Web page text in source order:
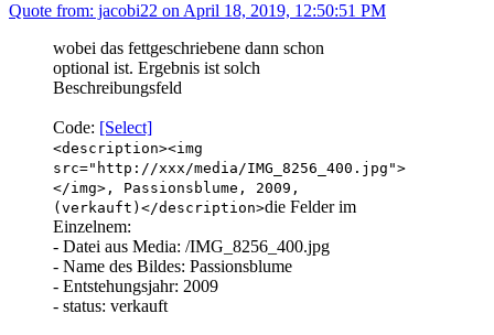
Quote from: jacobi22 on April 18, 2019, 12:50:51 PM
wobei das fettgeschriebene dann schon
optional ist. Ergebnis ist solch
Beschreibungsfeld
Code: [Select]
<description><img
src="http://xxx/media/IMG_8256_400.jpg">
</img>, Passionsblume, 2009,
(verkauft)</description>die Felder im
Einzelnem:
- Datei aus Media: /IMG_8256_400.jpg
- Name des Bildes: Passionsblume
- Entstehungsjahr: 2009
- status: verkauft